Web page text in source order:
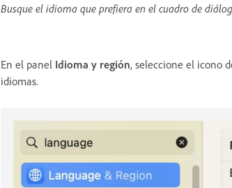
Busque el idioma que prefiera en el cuadro de
En el panel Idioma y región, seleccione el icono
idiomas.